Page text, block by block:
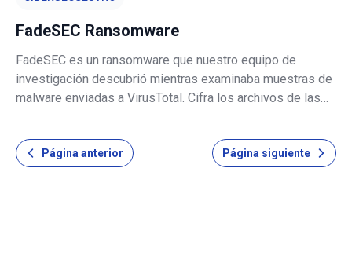
FadeSEC Ransomware
FadeSEC es un ransomware que nuestro equipo de
investigación descubrió mientras examinaba muestras de
malware enviadas a VirusTotal. Cifra los archivos de las
pantalla completa. Cabe destacar que reiniciar o volver a
iniciar sesión en el sistem
Página anterior Página siguiente